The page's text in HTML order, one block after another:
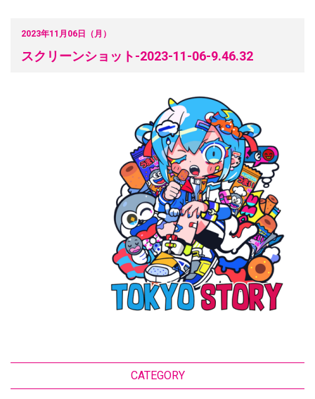
2023年11月06日（月）
スクリーンショット-2023-11-06-9.46.32
CATEGORY